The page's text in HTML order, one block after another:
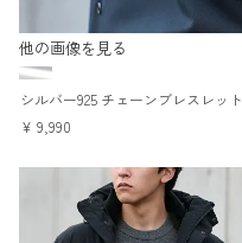
他の画像を見る
シルバー925 チェーンブレスレット
¥ 9,990